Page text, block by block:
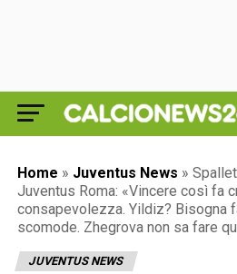
Home » Juventus News »
Juventus Roma: «Vincere così fa
consapevolezza. Yildiz? Bisogna
scomode. Zhegrova non sa fare
JUVENTUS NEWS